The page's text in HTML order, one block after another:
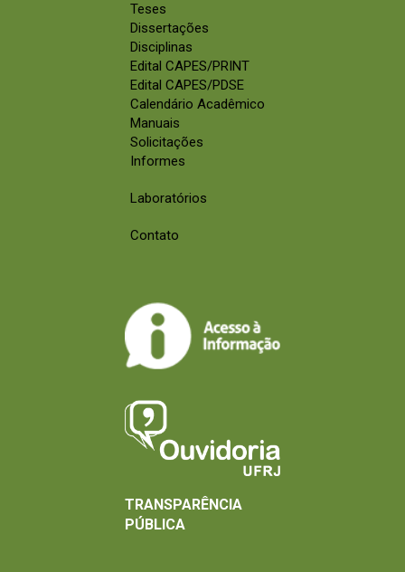
Teses
Dissertações
Disciplinas
Edital CAPES/PRINT
Edital CAPES/PDSE
Calendário Acadêmico
Manuais
Solicitações
Informes
Laboratórios
Contato
TRANSPARÊNCIA
PÚBLICA